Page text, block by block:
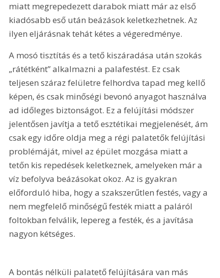
miatt megrepedezett darabok miatt már az első
kiadósabb eső után beázások keletkezhetnek. Az
ilyen eljárásnak tehát kétes a végeredménye.
A mosó tisztítás és a tető kiszáradása után szokás
„rátétként” alkalmazni a palafestést. Ez csak
teljesen száraz felületre felhordva tapad meg kellő
képen, és csak minőségi bevonó anyagot használva
ad időleges biztonságot. Ez a felújítási módszer
jelentősen javítja a tető esztétikai megjelenését, ám
csak egy időre oldja meg a régi palatetők felújítási
problémáját, mivel az épület mozgása miatt a
tetőn kis repedések keletkeznek, amelyeken már a
víz befolyva beázásokat okoz. Az is gyakran
előforduló hiba, hogy a szakszerűtlen festés, vagy a
nem megfelelő minőségű festék miatt a paláról
foltokban felválik, lepereg a festék, és a javítása
nagyon kétséges.
A bontás nélküli palatető felújítására van más